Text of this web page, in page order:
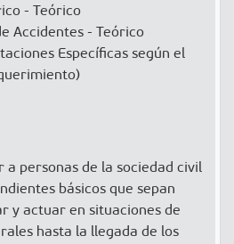
- Teórico
Accidentes - Teórico
Específicas según el
personas de la sociedad civil
básicos que sepan
y actuar en situaciones de
hasta la llegada de los